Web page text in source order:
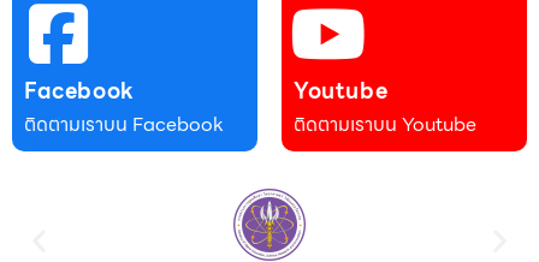
Facebook
ติดตามเราบน Facebook
Youtube
ติดตามเราบน Youtube